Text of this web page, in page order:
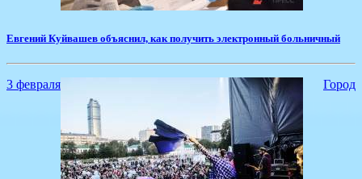
Евгений Куйвашев объяснил, как получить электронный больничный
3 февраля Город